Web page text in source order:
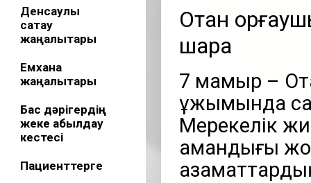
Денсаулық
сақтау
жаңалықтары
Емхана
жаңалықтары
Бас дәрігердің
жеке қабылдау
кестесі
Пациенттерге
Отан
шара
7 мамыр –
ұжымында
Мерекелік
амандығы